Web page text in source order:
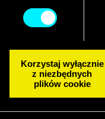
Korzystaj wyłącznie
z niezbędnych
plików cookie